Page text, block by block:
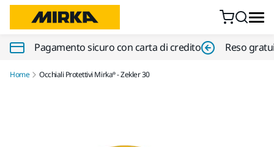
Pagamento sicuro con carta di credito Reso
Home Occhiali Protettivi Mirka® - Zekler 30